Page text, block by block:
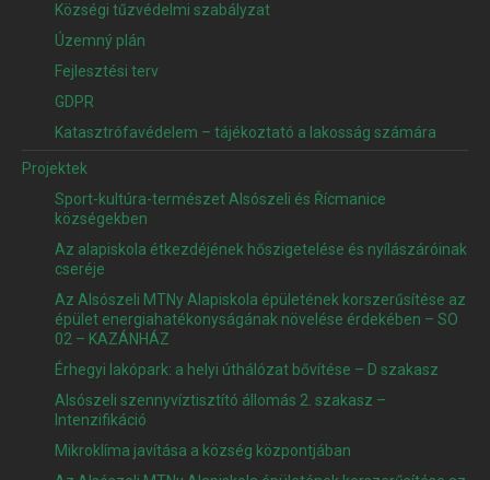
Községi tűzvédelmi szabályzat
Územný plán
Fejlesztési terv
GDPR
Katasztrófavédelem – tájékoztató a lakosság számára
Projektek
Sport-kultúra-természet Alsószeli és Řícmanice
községekben
Az alapiskola étkezdéjének hőszigetelése és nyílászáróinak
cseréje
Az Alsószeli MTNy Alapiskola épületének korszerűsítése az
épület energiahatékonyságának növelése érdekében – SO
02 – KAZÁNHÁZ
Érhegyi lakópark: a helyi úthálózat bővítése – D szakasz
Alsószeli szennyvíztisztító állomás 2. szakasz –
Intenzifikáció
Mikroklíma javítása a község központjában